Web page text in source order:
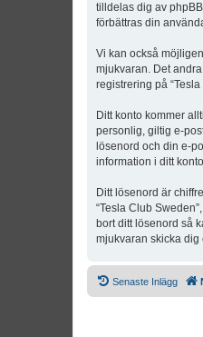
tilldelas dig av
förbättras din
Vi kan också
mjukvaran. Det
registrering på
Ditt konto kommer
personlig, giltig e-
lösenord och din e-
information i ditt
Ditt lösenord är
“Tesla Club
bort ditt lösenord så
mjukvaran skicka dig
Senaste Inlägg